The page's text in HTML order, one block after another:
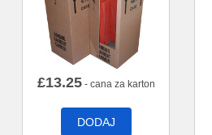
£13.25- cana za karton
DODAJ